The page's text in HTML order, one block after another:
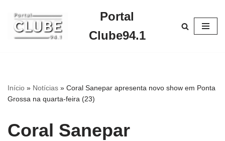
Pular
para
Portal
Clube94.1
Início » Notícias » Coral Sanepar apresenta novo show em Ponta
Grossa na quarta-feira (23)
Coral Sanepar